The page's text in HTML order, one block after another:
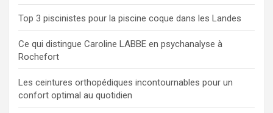
r
Top 3 piscinistes pour la piscine coque dans les Landes
Ce qui distingue Caroline LABBE en psychanalyse à
Rochefort
Les ceintures orthopédiques incontournables pour un
confort optimal au quotidien